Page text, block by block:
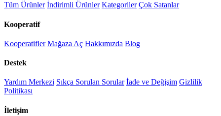
Tüm Ürünler İndirimli Ürünler Kategoriler Çok Satanlar
Kooperatif
Kooperatifler Mağaza Aç Hakkımızda Blog
Destek
Yardım Merkezi Sıkça Sorulan Sorular İade ve Değişim Gizlilik
Politikası
İletişim